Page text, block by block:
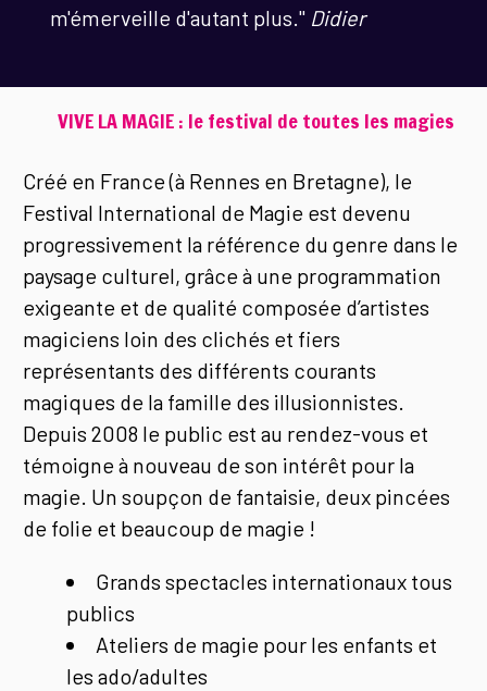
m'émerveille d'autant plus." Didier
VIVE LA MAGIE : le festival de toutes les magies
Créé en France (à Rennes en Bretagne), le
Festival International de Magie est devenu
progressivement la référence du genre dans le
paysage culturel, grâce à une programmation
exigeante et de qualité composée d’artistes
magiciens loin des clichés et fiers
représentants des différents courants
magiques de la famille des illusionnistes.
Depuis 2008 le public est au rendez-vous et
témoigne à nouveau de son intérêt pour la
magie. Un soupçon de fantaisie, deux pincées
de folie et beaucoup de magie !
Grands spectacles internationaux tous
publics
Ateliers de magie pour les enfants et
les ado/adultes